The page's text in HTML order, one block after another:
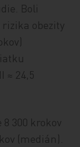
Boli
obezity
≈ 24,5
300 krokov
(medián).